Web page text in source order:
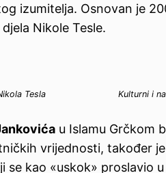
izumitelja. Osnovan je
Nikole Tesle.
Tesla Kulturni i
u Islamu Grčkom
vrijednosti, također
se kao «uskok» proslavio